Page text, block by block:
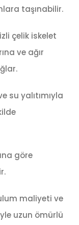
taşınabilir.
çelik iskelet
ve ağır
su yalıtımıyla
göre
maliyeti ve
uzun ömürlü